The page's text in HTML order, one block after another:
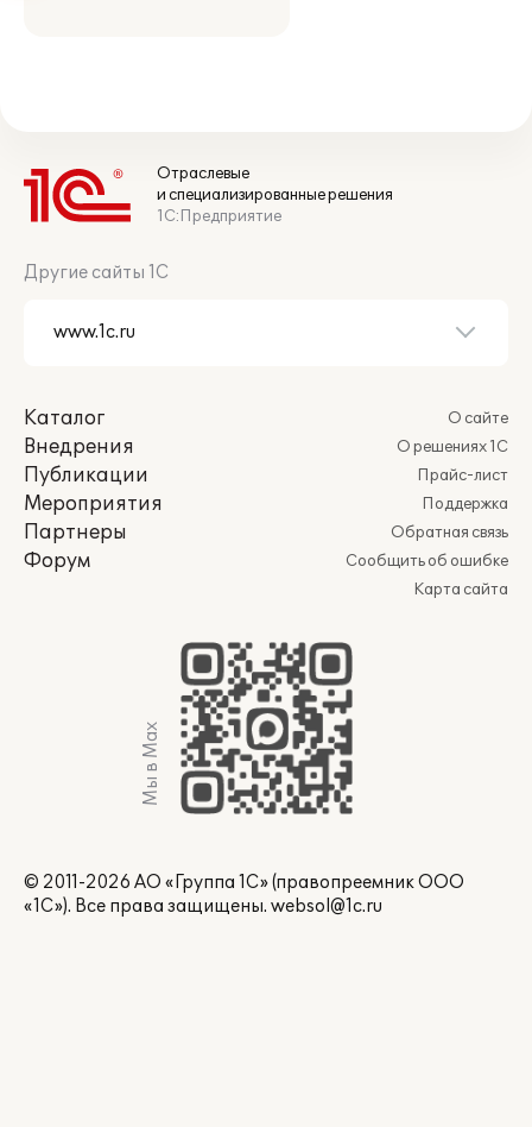
Отраслевые
и специализированные решения
1С:Предприятие
Другие сайты 1С
Каталог
Внедрения
Публикации
Мероприятия
Партнеры
Форум
О сайте
О решениях 1С
Прайс-лист
Поддержка
Обратная связь
Сообщить об ошибке
Карта сайта
Мы в Max
© 2011-2026 АО «Группа 1С» (правопреемник ООО
«1С»). Все права защищены. websol@1c.ru